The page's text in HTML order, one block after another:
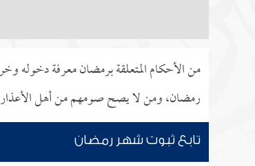
من الأحكام المتعلقة برمضان معرفة دخوله
رمضان، ومن لا يصح صومهم من أهل
تابع ثبوت شهر رمضان